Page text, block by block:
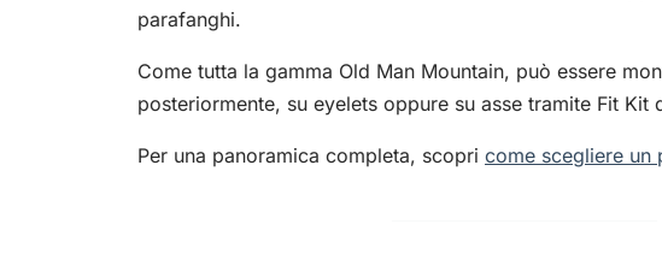
parafanghi.
Come tutta la gamma Old Man Mountain, può essere
posteriormente, su eyelets oppure su asse tramite Fit Kit
Per una panoramica completa, scopri come scegliere un